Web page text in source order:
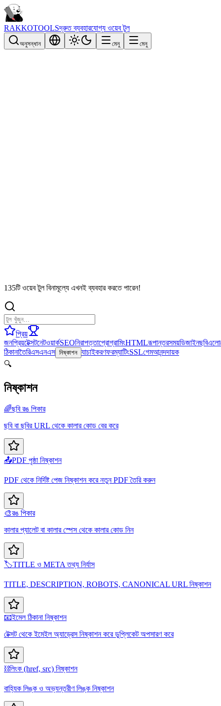
RAKKOTOOLSদ্রুত ব্যবহারযোগ্য ওয়েব টুল
অনুসন্ধান মেনু মেনু
135টি ওয়েব টুল বিনামূল্যে এখনই ব্যবহার করতে পারেন!
প্রিয়
জনপ্রিয়টেক্সটনেটওয়ার্কSEOনিরাপত্তাপ্রোগ্রামিংHTMLরূপান্তরসময়ডিজাইনছবি
ঠিকানাতৈরিএসএনএস নিষ্কাশন যাচাইকরণফরম্যাটিংSSLগেমআনন্দদায়ক
🔍
নিষ্কাশন
🌈ছবি রঙ পিকার
ছবি বা ছবির URL থেকে কালার কোড বের করে
📤PDF পৃষ্ঠা নিষ্কাশন
PDF থেকে নির্দিষ্ট পেজ নিষ্কাশন করে নতুন PDF তৈরি করুন
🎨রঙ পিকার
কালার প্যালেট বা কালার স্পেস থেকে কালার কোড নিন
🏷️TITLE ও META তথ্য নির্যাস
TITLE, DESCRIPTION, ROBOTS, CANONICAL URL নিষ্কাশন
📧ইমেল ঠিকানা নিষ্কাশন
টেক্সট থেকে ইমেইল অ্যাড্রেস নিষ্কাশন করে ডুপ্লিকেট অপসারণ করে
⛓️লিংক (href, src) নিষ্কাশন
বাহ্যিক লিঙ্ক ও অভ্যন্তরীণ লিঙ্ক নিষ্কাশন